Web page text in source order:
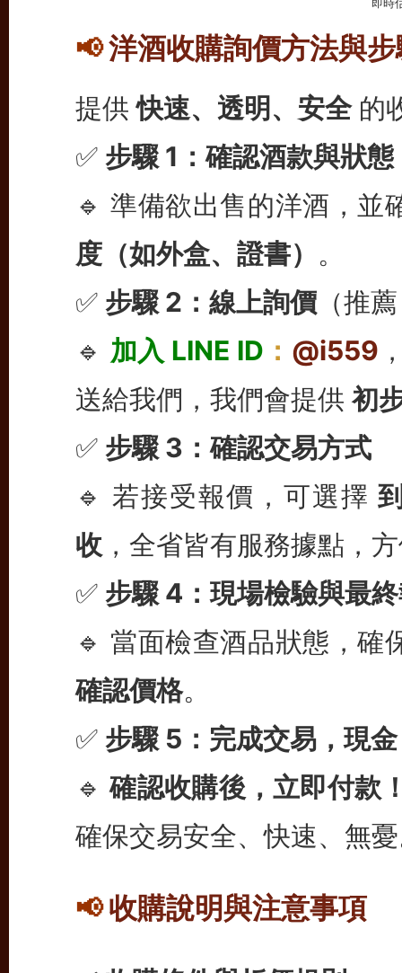
📢洋酒收購詢價方法與
提供快速、透明、安全的
✅ 步驟 1：確認酒款與狀態
🔹 準備欲出售的洋酒，並
度（如外盒、證書） 。
✅ 步驟 2：線上詢價（推
🔹 加入 LINE ID ： @i559
送給我們，我們會提供初
✅ 步驟 3：確認交易方式
🔹 若接受報價，可選擇
收 ，全省皆有服務據點，
✅ 步驟 4：現場檢驗與最
🔹 當面檢查酒品狀態，
確認價格。
✅ 步驟 5：完成交易，現
🔹確認收購後，立即付款
確保交易安全、快速、無
📢收購說明與注意事項